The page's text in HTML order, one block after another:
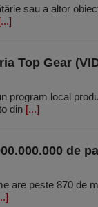
sau a altor
Top Gear
program local
din [...]
de
are peste 870 de